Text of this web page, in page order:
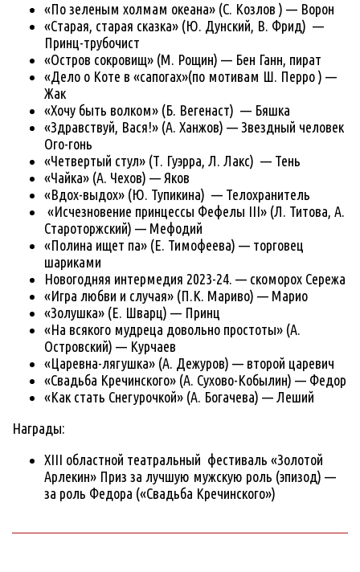
«По зеленым холмам океана» (С. Козлов ) — Ворон
«Старая, старая сказка» (Ю. Дунский, В. Фрид) —
Принц-трубочист
«Остров сокровищ» (М. Рощин) — Бен Ганн, пират
«Дело о Коте в «сапогах»(по мотивам Ш. Перро ) —
Жак
«Хочу быть волком» (Б. Вегенаст) — Бяшка
«Здравствуй, Вася!» (А. Ханжов) — Звездный человек
Ого-гонь
«Четвертый стул» (Т. Гуэрра, Л. Лакс) — Тень
«Чайка» (А. Чехов) — Яков
«Вдох-выдох» (Ю. Тупикина) — Телохранитель
«Исчезновение принцессы Фефелы III» (Л. Титова, А.
Староторжский) — Мефодий
«Полина ищет па» (Е. Тимофеева) — торговец
шариками
Новогодняя интермедия 2023-24. — скоморох Сережа
«Игра любви и случая» (П.К. Мариво) — Марио
«Золушка» (Е. Шварц) — Принц
«На всякого мудреца довольно простоты» (А.
Островский) — Курчаев
«Царевна-лягушка» (А. Дежуров) — второй царевич
«Свадьба Кречинского» (А. Сухово-Кобылин) — Федор
«Как стать Снегурочкой» (А. Богачева) — Леший
Награды:
XIII областной театральный фестиваль «Золотой
Арлекин» Приз за лучшую мужскую роль (эпизод) —
за роль Федора («Свадьба Кречинского»)